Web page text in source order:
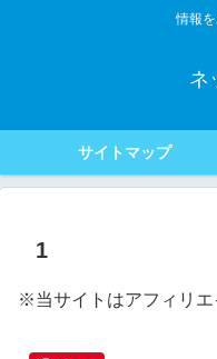
情報
ネ
サイトマップ
1
※当サイトはアフィリ